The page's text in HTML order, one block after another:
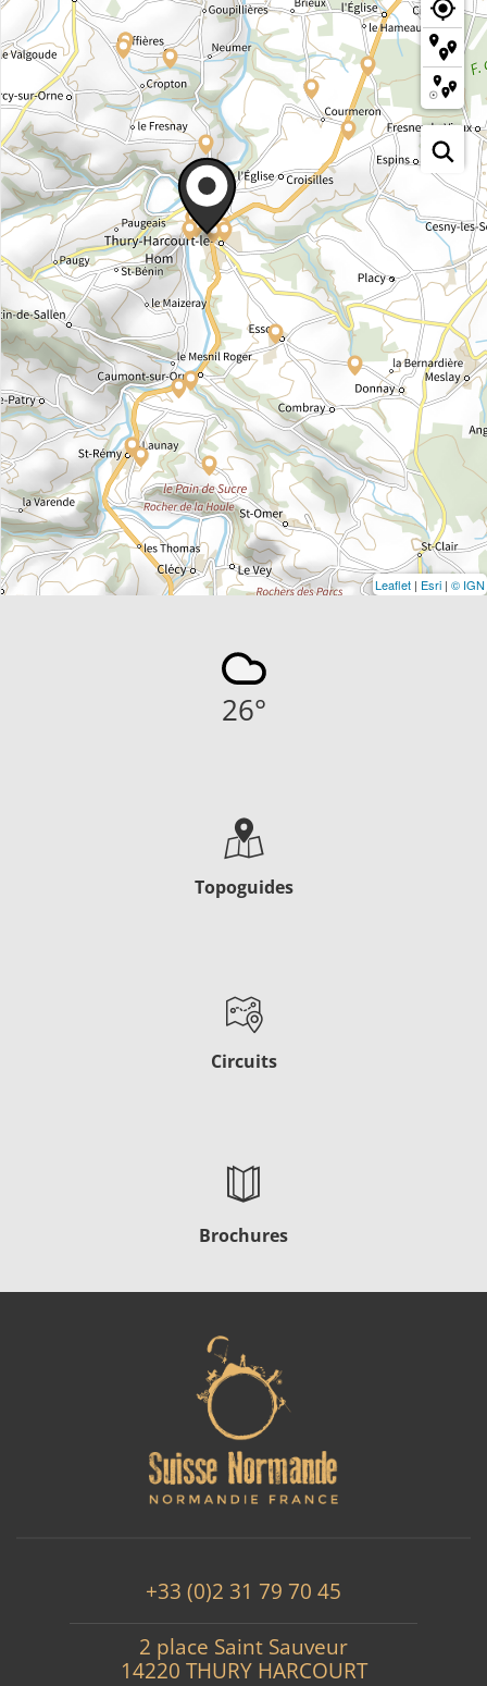
Leaflet | Esri | © IGN
26°
Topoguides
Circuits
Brochures
+33 (0)2 31 79 70 45
2 place Saint Sauveur
14220 THURY HARCOURT